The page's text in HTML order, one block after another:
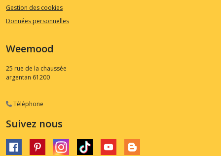
Gestion des cookies
Données personnelles
Weemood
25 rue de la chaussée
argentan 61200
Téléphone
Suivez nous